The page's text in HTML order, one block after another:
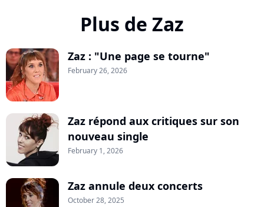
Plus de Zaz
Zaz : "Une page se tourne"
February 26, 2026
Zaz répond aux critiques sur son
nouveau single
February 1, 2026
Zaz annule deux concerts
October 28, 2025